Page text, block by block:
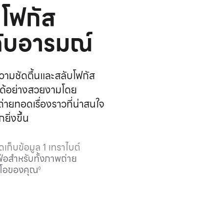
ฟกัส
บอารมณ์
มชัดตื้นและสลับโฟกัส
อย่างสวยงามโดย
ยทอดเรื่องราวที่น่าสนใจ
ยิ่งขึ้น
ก็บข้อมูล 1 เทราไบต์
อสำหรับทั้งภาพถ่าย
อของคุณ◊